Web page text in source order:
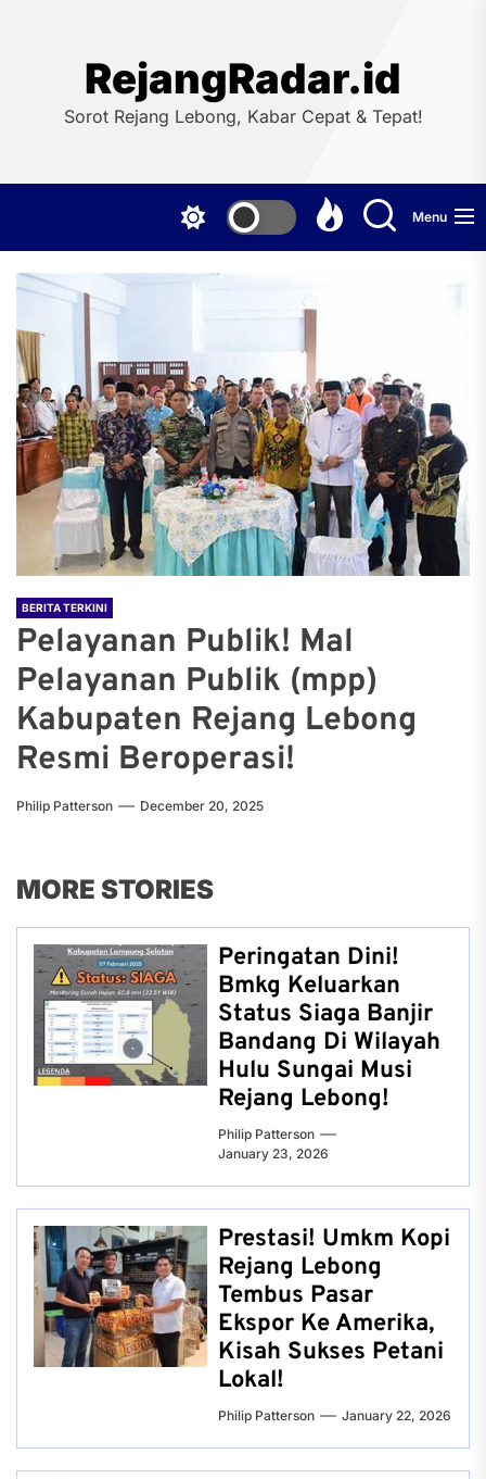
RejangRadar.id
Sorot Rejang Lebong, Kabar Cepat & Tepat!
Menu
BERITA TERKINI
Pelayanan Publik! Mal
Pelayanan Publik (mpp)
Kabupaten Rejang Lebong
Resmi Beroperasi!
Philip Patterson December 20, 2025
MORE STORIES
Peringatan Dini!
Bmkg Keluarkan
Status Siaga Banjir
Bandang Di Wilayah
Hulu Sungai Musi
Rejang Lebong!
Philip Patterson
January 23, 2026
Prestasi! Umkm Kopi
Rejang Lebong
Tembus Pasar
Ekspor Ke Amerika,
Kisah Sukses Petani
Lokal!
Philip Patterson January 22, 2026